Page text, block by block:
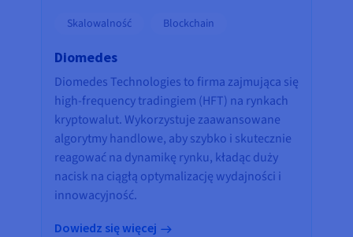
Skalowalność Blockchain
Diomedes
Diomedes Technologies to firma zajmująca się
high-frequency tradingiem (HFT) na rynkach
kryptowalut. Wykorzystuje zaawansowane
algorytmy handlowe, aby szybko i skutecznie
reagować na dynamikę rynku, kładąc duży
nacisk na ciągłą optymalizację wydajności i
innowacyjność.
Dowiedz się więcej